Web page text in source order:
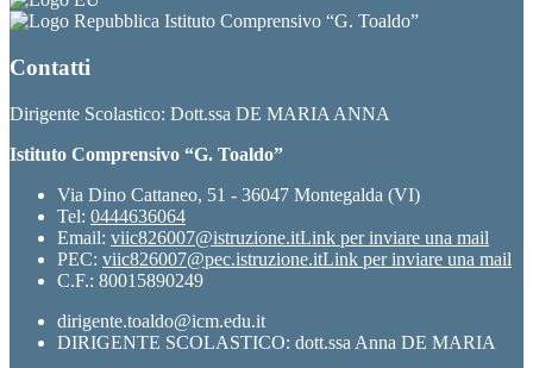
Istituto Comprensivo “G. Toaldo”
Contatti
Dirigente Scolastico: Dott.ssa DE MARIA ANNA
Istituto Comprensivo “G. Toaldo”
Via Dino Cattaneo, 51 - 36047 Montegalda (VI)
Tel: 0444636064
Email: viic826007@istruzione.itLink per inviare una mail
PEC: viic826007@pec.istruzione.itLink per inviare una mail
C.F.: 80015890249
dirigente.toaldo@icm.edu.it
DIRIGENTE SCOLASTICO: dott.ssa Anna DE MARIA